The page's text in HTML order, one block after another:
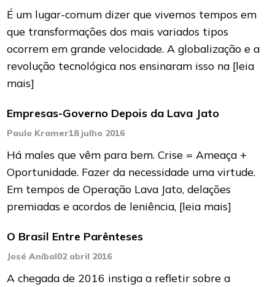
É um lugar-comum dizer que vivemos tempos em
que transformações dos mais variados tipos
ocorrem em grande velocidade. A globalização e a
revolução tecnológica nos ensinaram isso na [leia
mais]
Empresas-Governo Depois da Lava Jato
Paulo Kramer18 julho 2016
Há males que vêm para bem. Crise = Ameaça +
Oportunidade. Fazer da necessidade uma virtude.
Em tempos de Operação Lava Jato, delações
premiadas e acordos de leniência, [leia mais]
O Brasil Entre Parênteses
José Aníbal02 abril 2016
A chegada de 2016 instiga a refletir sobre a